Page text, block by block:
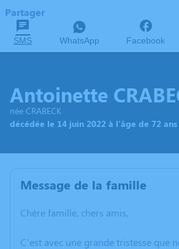
Partager
SMS WhatsApp Facebook
Antoinette
née CRABECK
décédée le 14 juin 2022 à l'âge de 72 ans
Message de la famille
Chère famille, chers amis,
C’est avec une grande tristesse que